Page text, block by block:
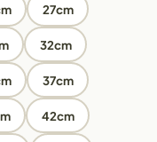
27cm
32cm
37cm
42cm